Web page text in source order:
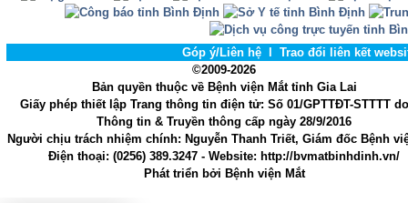
Góp ý/Liên hệ
Trao đổi liên kết
©2009-2026
Bản quyền thuộc về Bệnh viện Mắt tỉnh Gia Lai
Giấy phép thiết lập Trang thông tin điện tử: Số 01/GPTTĐT-STTTT
Thông tin & Truyền thông cấp ngày 28/9/2016
Người chịu trách nhiệm chính: Nguyễn Thanh Triết, Giám đốc Bệnh
Điện thoại:(0256) 389.3247- Website: http://bvmatbinhdinh.vn/
Phát triển bởi Bệnh viện Mắt